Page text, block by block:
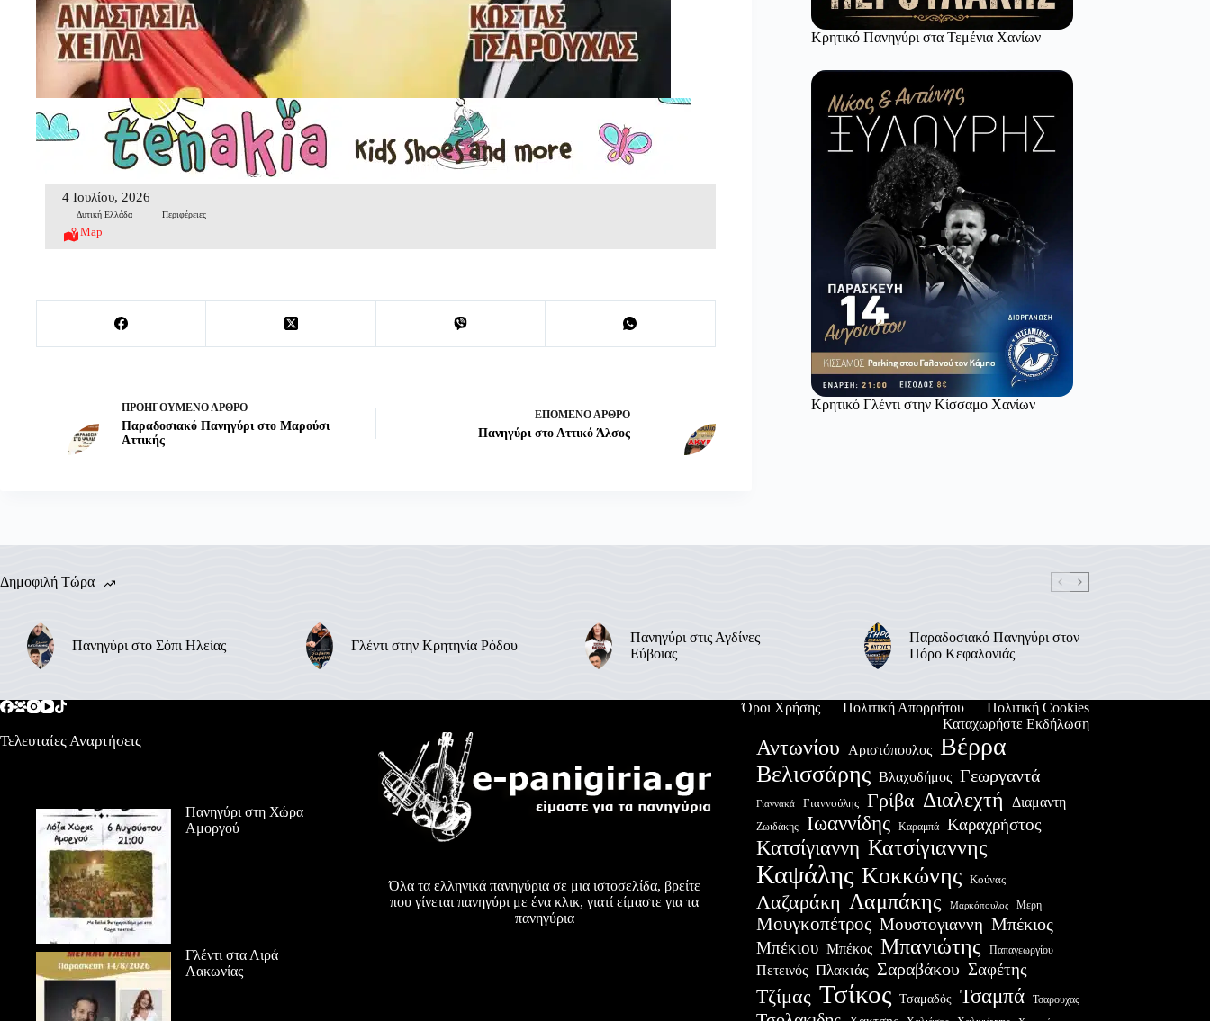
4 Ιουλίου, 2026
Δυτική Ελλάδα Περιφέρειες
Map
ΠΡΟΗΓΟΎΜΕΝΟΆΡΘΡΟ
Παραδοσιακό Πανηγύρι στο Μαρούσι
Αττικής
ΕΠΌΜΕΝΟΆΡΘΡΟ
Πανηγύρι στο Αττικό Άλσος
Κρητικό Πανηγύρι στα Τεμένια Χανίων
Κρητικό Γλέντι στην Κίσσαμο Χανίων
Δημοφιλή Τώρα
Πανηγύρι στο Σόπι Ηλείας Γλέντι στην Κρητηνία Ρόδου
Πανηγύρι στις Αγδίνες
Εύβοιας
Παραδοσιακό Πανηγύρι στον
Πόρο Κεφαλονιάς
Όροι Χρήσης Πολιτική Απορρήτου
Πολιτική Cookies
Καταχωρήστε Εκδήλωση
Τελευταίες Αναρτήσεις
Πανηγύρι στη Χώρα
Αμοργού
Γλέντι στα Λιρά
Λακωνίας
Όλα τα ελληνικά πανηγύρια σε μια ιστοσελίδα, βρείτε
που γίνεται πανηγύρι με ένα κλικ, γιατί είμαστε για τα
πανηγύρια
Αντωνίου Αριστόπουλος Βέρρα
Βελισσάρης Βλαχοδήμος Γεωργαντά
Γιαννακά Γιαννούλης Γρίβα Διαλεχτή Διαμαντη
Ζωιδάκης Ιωαννίδης Καραμπά Καραχρήστος
Κατσίγιαννη Κατσίγιαννης
Καψάλης Κοκκώνης Κούνας
Λαζαράκη Λαμπάκης Μαρκόπουλος Μερη
Μουγκοπέτρος Μουστογιαννη Μπέκιος
Μπέκιου Μπέκος Μπανιώτης Παπαγεωργίου
Πετεινός Πλακιάς Σαραβάκου Σαφέτης
Τζίμας Τσίκος Τσαμαδός Τσαμπά Τσαρουχας